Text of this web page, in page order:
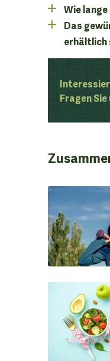
Wie
Das
erhältlich
Fragen Sie